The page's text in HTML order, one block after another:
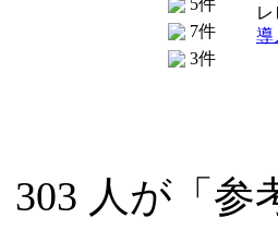
7件
3件
導
303 人が「参